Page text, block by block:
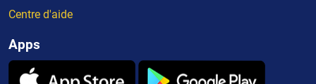
Centre d'aide
Apps